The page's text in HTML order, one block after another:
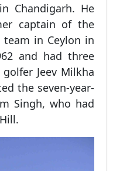
Chandigarh. He
captain of the
in Ceylon in
and had three
Jeev Milkha
the seven-year-
Singh, who had